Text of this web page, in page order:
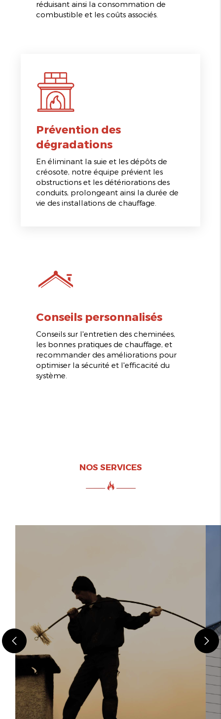
réduisant ainsi la consommation de
combustible et les coûts associés.
Prévention des
dégradations
En éliminant la suie et les dépôts de
créosote, notre équipe prévient les
obstructions et les détériorations des
conduits, prolongeant ainsi la durée de
vie des installations de chauffage.
Conseils personnalisés
Conseils sur l'entretien des cheminées,
les bonnes pratiques de chauffage, et
recommander des améliorations pour
optimiser la sécurité et l'efficacité du
système.
NOS SERVICES